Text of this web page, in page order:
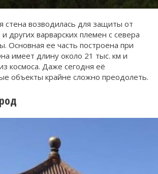
стена возводилась для защиты от
других варварских племен с севера
Основная ее часть построена при
имеет длину около 21 тыс. км и
космоса. Даже сегодня её
объекты крайне сложно преодолеть.